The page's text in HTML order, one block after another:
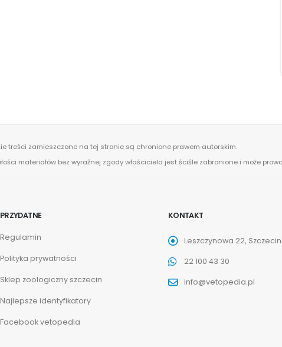
treści zamieszczone na tej stronie są chronione prawem autorskim.
materiałów bez wyraźnej zgody właściciela jest ściśle zabronione i może
PRZYDATNE
Regulamin
Polityka prywatności
Sklep zoologiczny szczecin
Najlepsze identyfikatory
Facebook vetopedia
KONTAKT
Leszczynowa 22, Szczecin
22 100 43 30
info@vetopedia.pl